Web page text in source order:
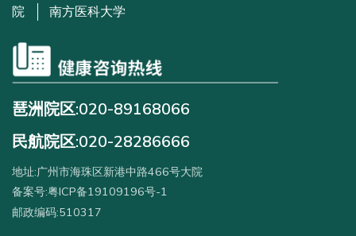
院
南方医科大学
琶洲院区:020-89168066
民航院区:020-28286666
地址:广州市海珠区新港中路466号大院
备案号:粤ICP备19109196号-1
邮政编码:510317